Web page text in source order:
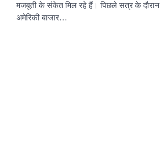
मजबूती के संकेत मिल रहे हैं। पिछले सत्र के दौरान
अमेरिकी बाजार…